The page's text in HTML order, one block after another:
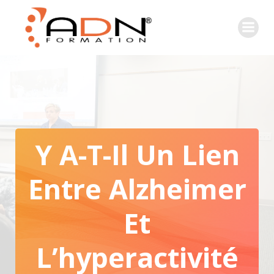
Y A-T-Il Un Lien
Entre Alzheimer
Et
L’hyperactivité